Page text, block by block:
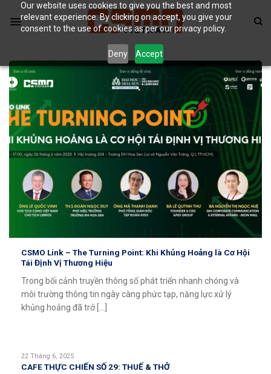
Our website uses cookies to give you the best and most
relevant experience. By clicking on accept, you give your
consent to the use of cookies as per our privacy policy.
Deny Accept
CSMO Link – The Turning Point: Khi Khủng Hoảng là Cơ Hội
Tái Định Vị Thương Hiệu
Trong bối cảnh truyền thông số phát triển nhanh chóng và
môi trường thông tin ngày càng phức tạp, năng lực xử lý
khủng hoảng đã trở [...]
22 Tháng 6, 2025
CAFE THỰC CHIẾN SỐ 29: THUẾ & THỞ